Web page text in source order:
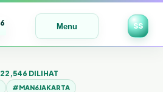
Menu SS
22,546 DILIHAT
#MAN6JAKARTA